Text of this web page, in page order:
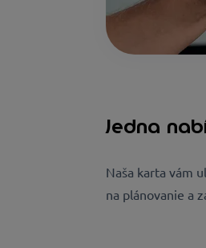
Jedna
Naša karta vám
na plánovanie a